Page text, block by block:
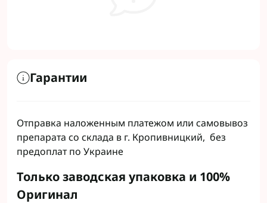
Гарантии
Отправка наложенным платежом или самовывоз
препарата со склада в г. Кропивницкий, без
предоплат по Украине
Только заводская упаковка и 100%
Оригинал